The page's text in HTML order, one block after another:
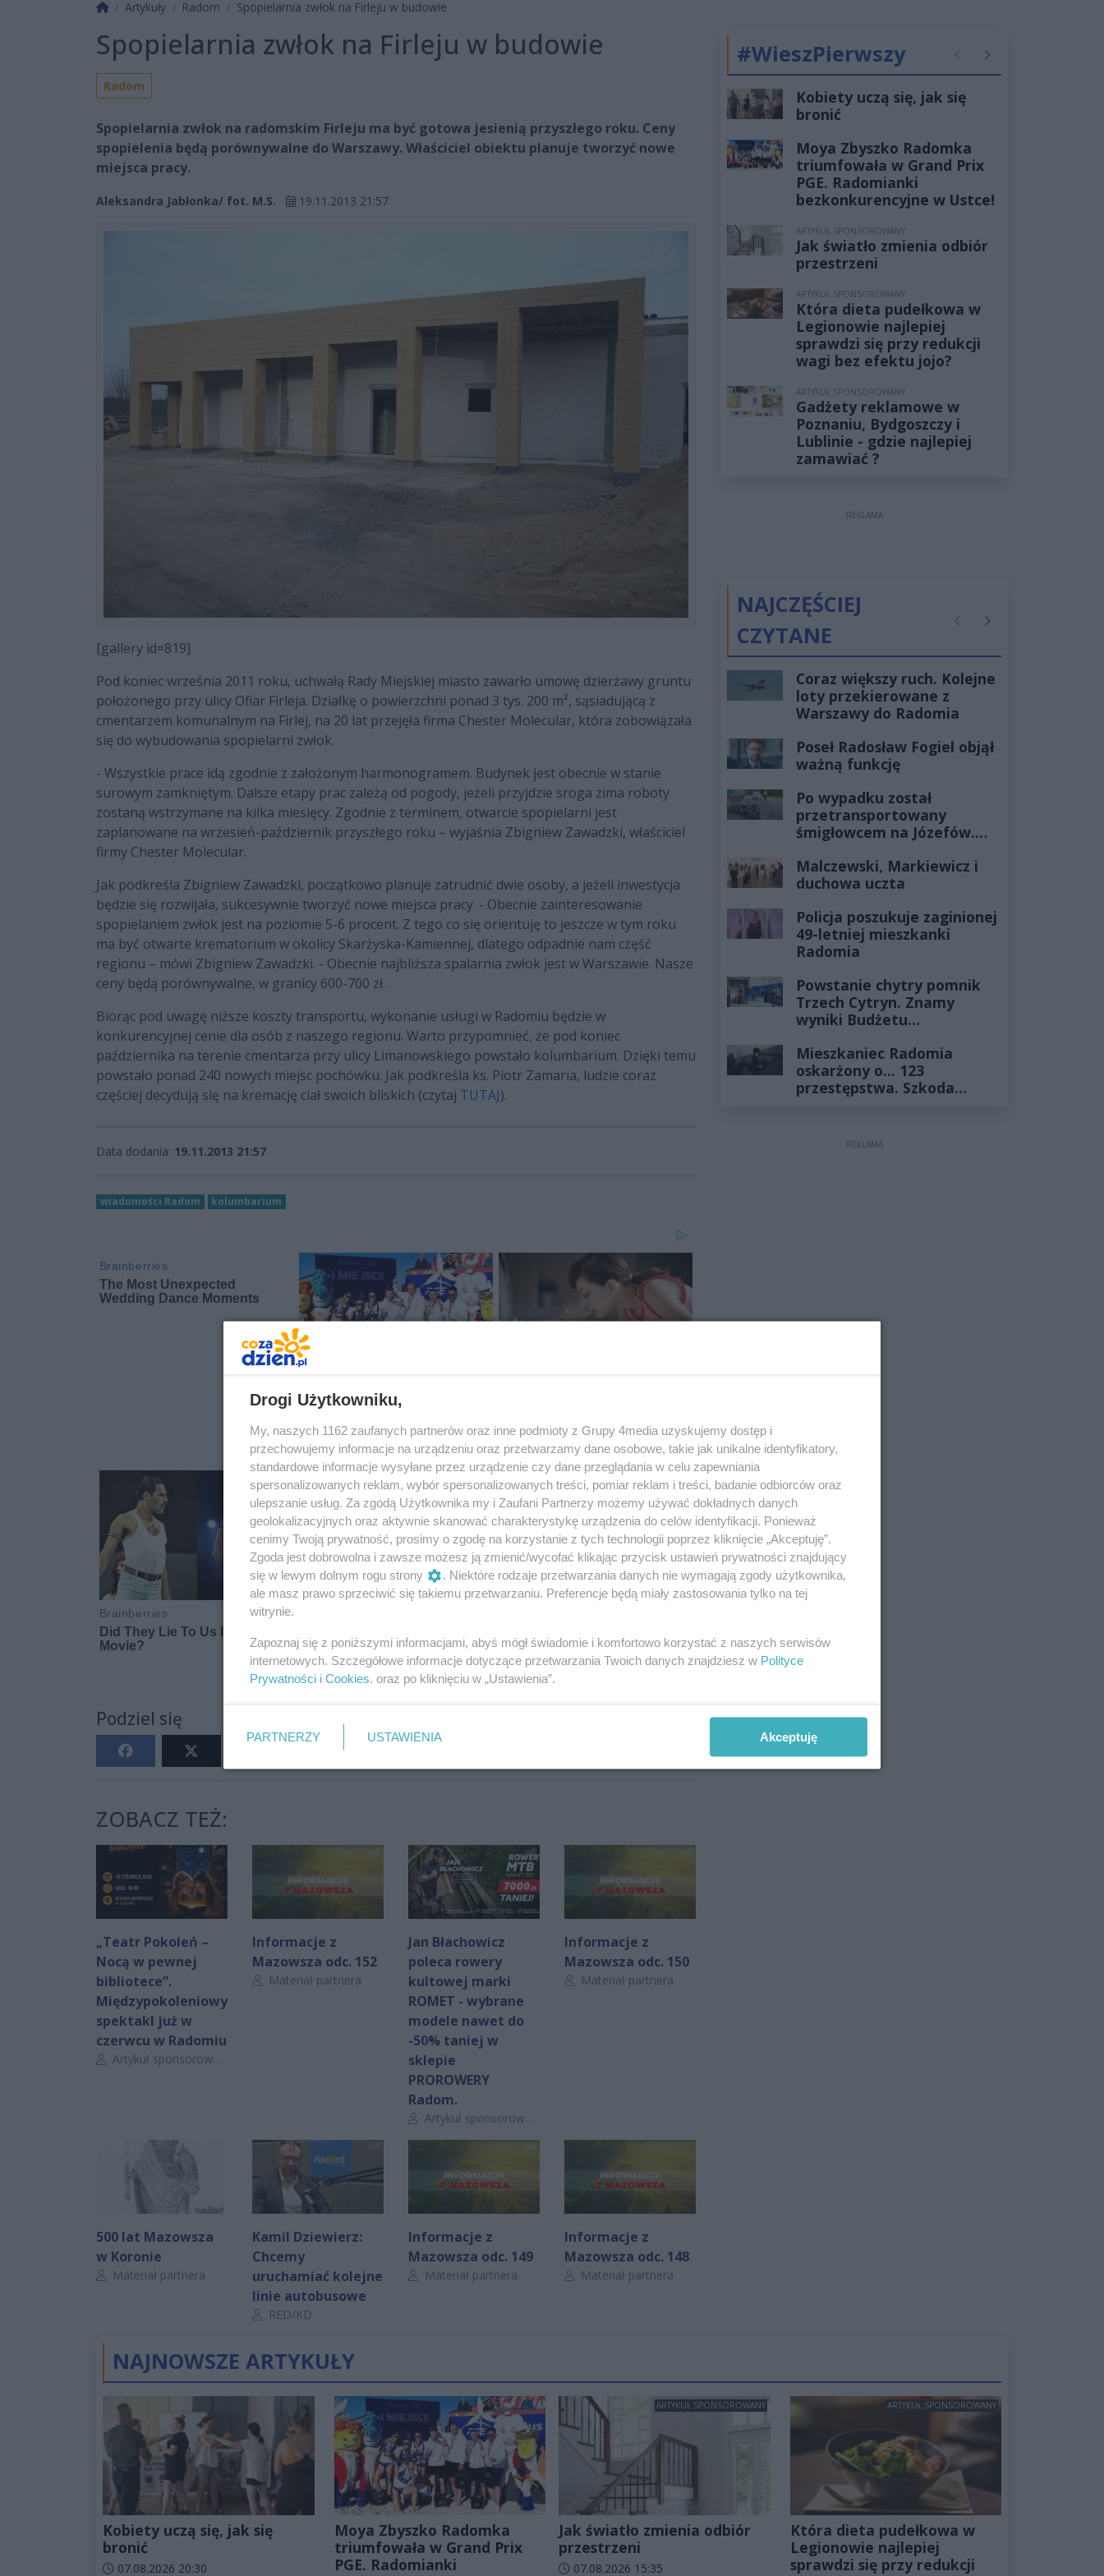
Strona główna
Artykuły Radom Spopielarnia zwłok na Firleju w budowie
Spopielarnia zwłok na Firleju w budowie
Radom
Spopielarnia zwłok na radomskim Firleju ma być gotowa jesienią przyszłego roku. Ceny
spopielenia będą porównywalne do Warszawy. Właściciel obiektu planuje tworzyć nowe
miejsca pracy.
Aleksandra Jabłonka/ fot. M.S. 19.11.2013 21:57
[gallery id=819]
Pod koniec września 2011 roku, uchwałą Rady Miejskiej miasto zawarło umowę dzierżawy gruntu
położonego przy ulicy Ofiar Firleja. Działkę o powierzchni ponad 3 tys. 200 m², sąsiadującą z
cmentarzem komunalnym na Firlej, na 20 lat przejęła firma Chester Molecular, która zobowiązała
się do wybudowania spopielarni zwłok.
- Wszystkie prace idą zgodnie z założonym harmonogramem. Budynek jest obecnie w stanie
surowym zamkniętym. Dalsze etapy prac zależą od pogody, jeżeli przyjdzie sroga zima roboty
zostaną wstrzymane na kilka miesięcy. Zgodnie z terminem, otwarcie spopielarni jest
zaplanowane na wrzesień-październik przyszłego roku – wyjaśnia Zbigniew Zawadzki, właściciel
firmy Chester Molecular.
Jak podkreśla Zbigniew Zawadzki, początkowo planuje zatrudnić dwie osoby, a jeżeli inwestycja
będzie się rozwijała, sukcesywnie tworzyć nowe miejsca pracy. - Obecnie zainteresowanie
spopielaniem zwłok jest na poziomie 5-6 procent. Z tego co się orientuję to jeszcze w tym roku
ma być otwarte krematorium w okolicy Skarżyska-Kamiennej, dlatego odpadnie nam część
regionu – mówi Zbigniew Zawadzki. - Obecnie najbliższa spalarnia zwłok jest w Warszawie. Nasze
ceny będą porównywalne, w granicy 600-700 zł.
Biorąc pod uwagę niższe koszty transportu, wykonanie usługi w Radomiu będzie w
konkurencyjnej cenie dla osób z naszego regionu. Warto przypomnieć, że pod koniec
października na terenie cmentarza przy ulicy Limanowskiego powstało kolumbarium. Dzięki temu
powstało ponad 240 nowych miejsc pochówku. Jak podkreśla ks. Piotr Zamaria, ludzie coraz
częściej decydują się na kremację ciał swoich bliskich (czytaj TUTAJ).
Data dodania: 19.11.2013 21:57
wiadomości Radom kolumbarium
Podziel się
ZOBACZ TEŻ:
„Teatr Pokoleń –
Nocą w pewnej
bibliotece”.
Międzypokoleniowy
spektakl już w
czerwcu w Radomiu
Autor artykułu:
Artykuł sponsorowany
Informacje z
Mazowsza odc. 152
Autor artykułu:
Materiał partnera
Jan Błachowicz
poleca rowery
kultowej marki
ROMET - wybrane
modele nawet do
-50% taniej w
sklepie
PROROWERY
Radom.
Autor artykułu:
Artykuł sponsorowany
Informacje z
Mazowsza odc. 150
Autor artykułu:
Materiał partnera
500 lat Mazowsza
w Koronie
Autor artykułu:
Materiał partnera
Kamil Dziewierz:
Chcemy
uruchamiać kolejne
linie autobusowe
Autor artykułu:
RED/KD
Informacje z
Mazowsza odc. 149
Autor artykułu:
Materiał partnera
Informacje z
Mazowsza odc. 148
Autor artykułu:
Materiał partnera
#WieszPierwszy PoprzednieNastępne
Kobiety uczą się, jak się
bronić
Moya Zbyszko Radomka
triumfowała w Grand Prix
PGE. Radomianki
bezkonkurencyjne w Ustce!
ARTYKUŁ SPONSOROWANY
Jak światło zmienia odbiór
przestrzeni
ARTYKUŁ SPONSOROWANY
Która dieta pudełkowa w
Legionowie najlepiej
sprawdzi się przy redukcji
wagi bez efektu jojo?
ARTYKUŁ SPONSOROWANY
Gadżety reklamowe w
Poznaniu, Bydgoszczy i
Lublinie - gdzie najlepiej
zamawiać ?
REKLAMA
NAJCZĘŚCIEJ
CZYTANE
PoprzednieNastępne
Coraz większy ruch. Kolejne
loty przekierowane z
Warszawy do Radomia
Poseł Radosław Fogiel objął
ważną funkcję
Po wypadku został
przetransportowany
śmigłowcem na Józefów.
żyłach
Malczewski, Markiewicz i
duchowa uczta
Policja poszukuje zaginionej
49-letniej mieszkanki
Radomia
Powstanie chytry pomnik
Trzech Cytryn. Znamy
wyniki Budżetu
Mieszkaniec Radomia
oskarżony o... 123
przestępstwa. Szkoda
REKLAMA
NAJNOWSZE ARTYKUŁY
Kobiety uczą się, jak się
bronić
Data dodania artykułu:
07.08.2026 20:30
Moya Zbyszko Radomka
triumfowała w Grand Prix
PGE. Radomianki
ARTYKUŁ SPONSOROWANY
Jak światło zmienia odbiór
przestrzeni
Data dodania artykułu:
07.08.2026 15:35
ARTYKUŁ SPONSOROWANY
Która dieta pudełkowa w
Legionowie najlepiej
sprawdzi się przy redukcji
Drogi Użytkowniku,
My, naszych 1162 zaufanych partnerów oraz inne podmioty z Grupy 4media uzyskujemy dostęp i
przechowujemy informacje na urządzeniu oraz przetwarzamy dane osobowe, takie jak unikalne identyfikatory,
standardowe informacje wysyłane przez urządzenie czy dane przeglądania w celu zapewniania
spersonalizowanych reklam, wybór spersonalizowanych treści, pomiar reklam i treści, badanie odbiorców oraz
ulepszanie usług. Za zgodą Użytkownika my i Zaufani Partnerzy możemy używać dokładnych danych
geolokalizacyjnych oraz aktywnie skanować charakterystykę urządzenia do celów identyfikacji. Ponieważ
cenimy Twoją prywatność, prosimy o zgodę na korzystanie z tych technologii poprzez kliknięcie „Akceptuję”.
Zgoda jest dobrowolna i zawsze możesz ją zmienić/wycofać klikając przycisk ustawień prywatności znajdujący
się w lewym dolnym rogu strony
. Niektóre rodzaje przetwarzania danych nie wymagają zgody użytkownika,
ale masz prawo sprzeciwić się takiemu przetwarzaniu. Preferencje będą miały zastosowania tylko na tej
witrynie.
Zapoznaj się z poniższymi informacjami, abyś mógł świadomie i komfortowo korzystać z naszych serwisów
internetowych. Szczegółowe informacje dotyczące przetwarzania Twoich danych znajdziesz w Polityce
Prywatności i Cookies. oraz po kliknięciu w „Ustawienia”.
PARTNERZY USTAWIENIA Akceptuję